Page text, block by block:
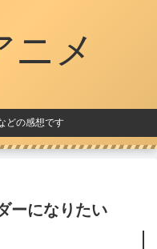
ニメ
どの感想です
ーになりたい